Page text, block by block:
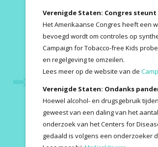
Verenigde Staten: Congres
Het Amerikaanse Congres heeft een
bevoegd wordt om controles op
Campaign for Tobacco-free Kids
en regelgeving te omzeilen.
Lees meer op de website van de
Verenigde Staten: Ondanks
Hoewel alcohol- en drugsgebruik
geweest van een daling van het
onderzoek van het Centers for
gedaald is volgens een onderzoeker